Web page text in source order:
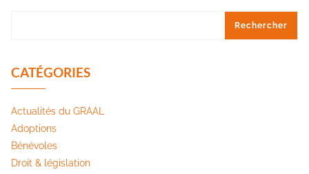
Rechercher
CATÉGORIES
Actualités du GRAAL
Adoptions
Bénévoles
Droit & législation